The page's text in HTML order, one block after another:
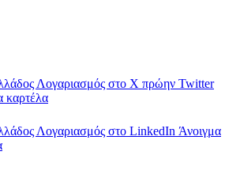
Λογαριασμός στο X πρώην Twitter
καρτέλα
Λογαριασμός στο LinkedIn Άνοιγμα